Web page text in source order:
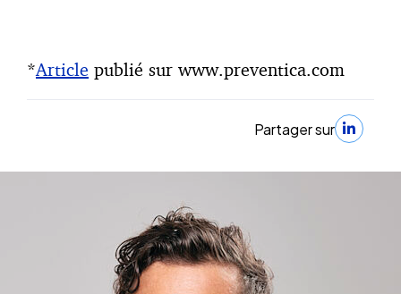
*Article publié sur www.preventica.com
Partager sur